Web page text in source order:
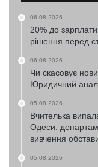
06.08.2026
20% до
рішення перед
06.08.2026
Чи скасовує
Юридичний
05.08.2026
Вчителька
Одеси:
вивчення
05.08.2026